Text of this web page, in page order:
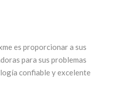
es proporcionar a sus
para sus problemas
confiable y excelente